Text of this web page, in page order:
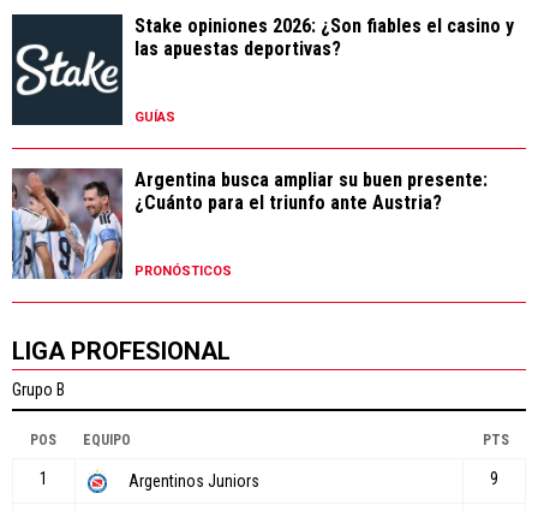
Stake opiniones 2026: ¿Son fiables el casino y
las apuestas deportivas?
GUÍAS
Argentina busca ampliar su buen presente:
¿Cuánto para el triunfo ante Austria?
PRONÓSTICOS
LIGA PROFESIONAL